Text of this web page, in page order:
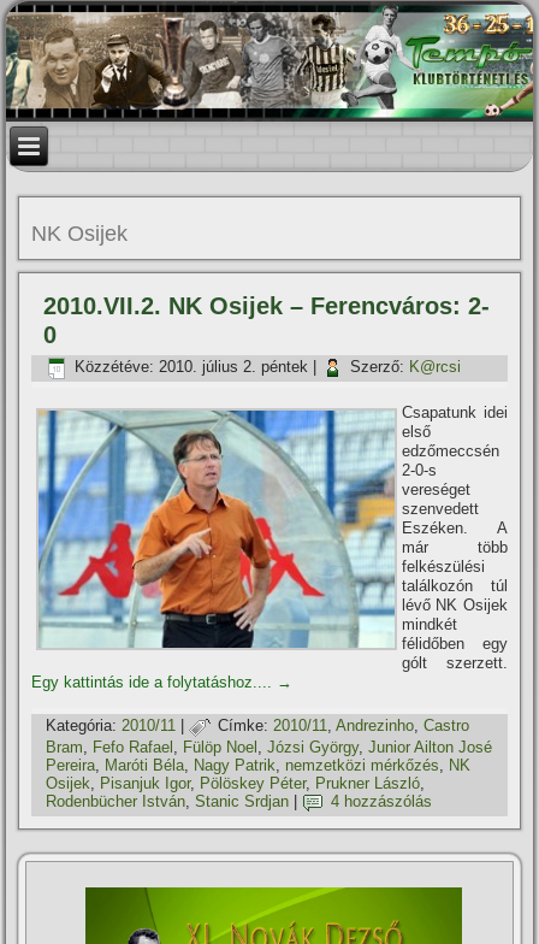
NK Osijek
2010.VII.2. NK Osijek – Ferencváros: 2-
0
Közzétéve: 2010. július 2. péntek Szerző: K@rcsi
Csapatunk idei
első
edzőmeccsén
2-0-s
vereséget
szenvedett
Eszéken. A
már több
felkészülési
találkozón túl
lévő NK Osijek
mindkét
félidőben egy
gólt szerzett.
Egy kattintás ide a folytatáshoz.... →
Kategória: 2010/11 | Címke: 2010/11,Andrezinho,Castro
Bram, Fefo Rafael , Fülöp Noel ,Józsi György,Junior Ailton José
Pereira, Maróti Béla, Nagy Patrik, nemzetközi mérkőzés, NK
Osijek, Pisanjuk Igor, Pölöskey Péter, Prukner László,
Rodenbücher István,Stanic Srdjan 4 hozzászólás